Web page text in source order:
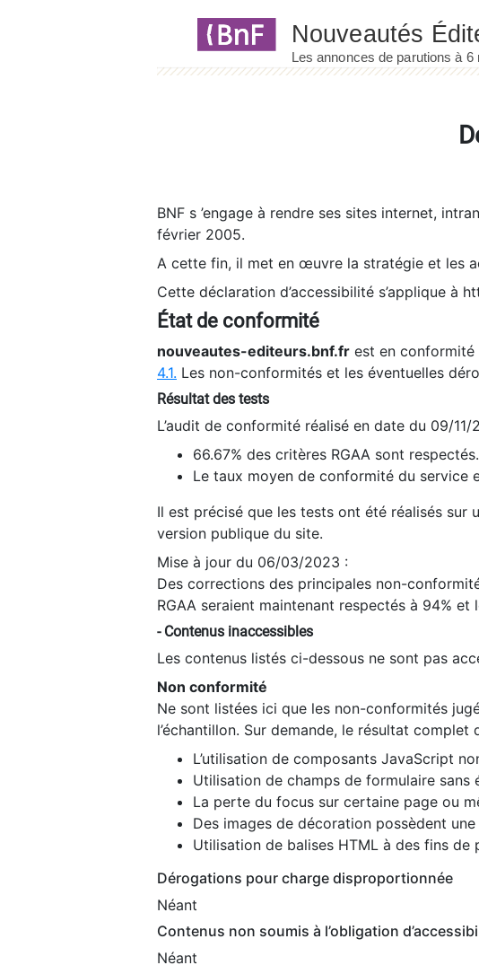
BNF s ’engage à rendre ses sites internet,
février 2005.
A cette fin, il met en œuvre la stratégie et les
Cette déclaration d’accessibilité s’applique à
État de conformité
nouveautes-editeurs.bnf.fr est en conformité
4.1. Les non-conformités et les éventuelles
Résultat des tests
L’audit de conformité réalisé en date du 09/
66.67% des critères RGAA sont respectés.
Le taux moyen de conformité du service
Il est précisé que les tests ont été réalisés
version publique du site.
Mise à jour du 06/03/2023 :
Des corrections des principales non-
RGAA seraient maintenant respectés à 94%
- Contenus inaccessibles
Les contenus listés ci-dessous ne sont pas
Non conformité
Ne sont listées ici que les non-conformités
l’échantillon. Sur demande, le résultat
L’utilisation de composants JavaScript
Utilisation de champs de formulaire sans
La perte du focus sur certaine page ou
Des images de décoration possèdent
Utilisation de balises HTML à des fins de
Dérogations pour charge disproportionnée
Néant
Contenus non soumis à l’obligation
Néant